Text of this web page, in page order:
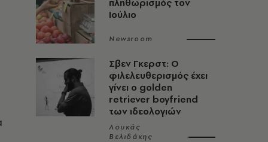
πληθωρισμός τον
Ιούλιο
Newsroom
Σβεν Γκερστ: Ο
φιλελευθερισμός έχει
γίνει ο golden
retriever boyfriend
των ιδεολογιών
Λουκάς
Βελιδάκης